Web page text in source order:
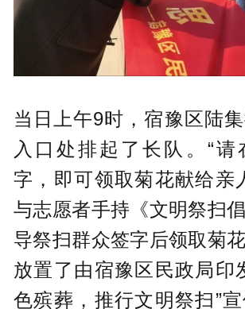
当日上午9时，宿豫区陆
入口处排起了长队。“请
字，即可领取菊花献给亲
与志愿者手持《文明祭扫
导祭扫群众签字后领取菊
放置了由宿豫区民政局印
色殡葬，推行文明祭扫”